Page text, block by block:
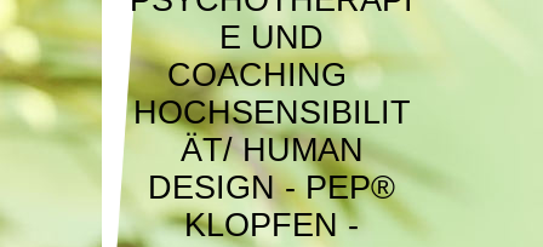
E UND
COACHING
HOCHSENSIBILIT
ÄT/HUMAN
DESIGN - PEP®
KLOPFEN -